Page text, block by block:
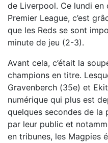
de Liverpool. Ce lundi
Premier League, c’est
que les Reds se sont
minute de jeu (2-3).
Avant cela, c’était la
champions en titre.
Gravenberch (35e) et
numérique qui plus est
quelques secondes de la
par leur public et
en tribunes, les Magpies